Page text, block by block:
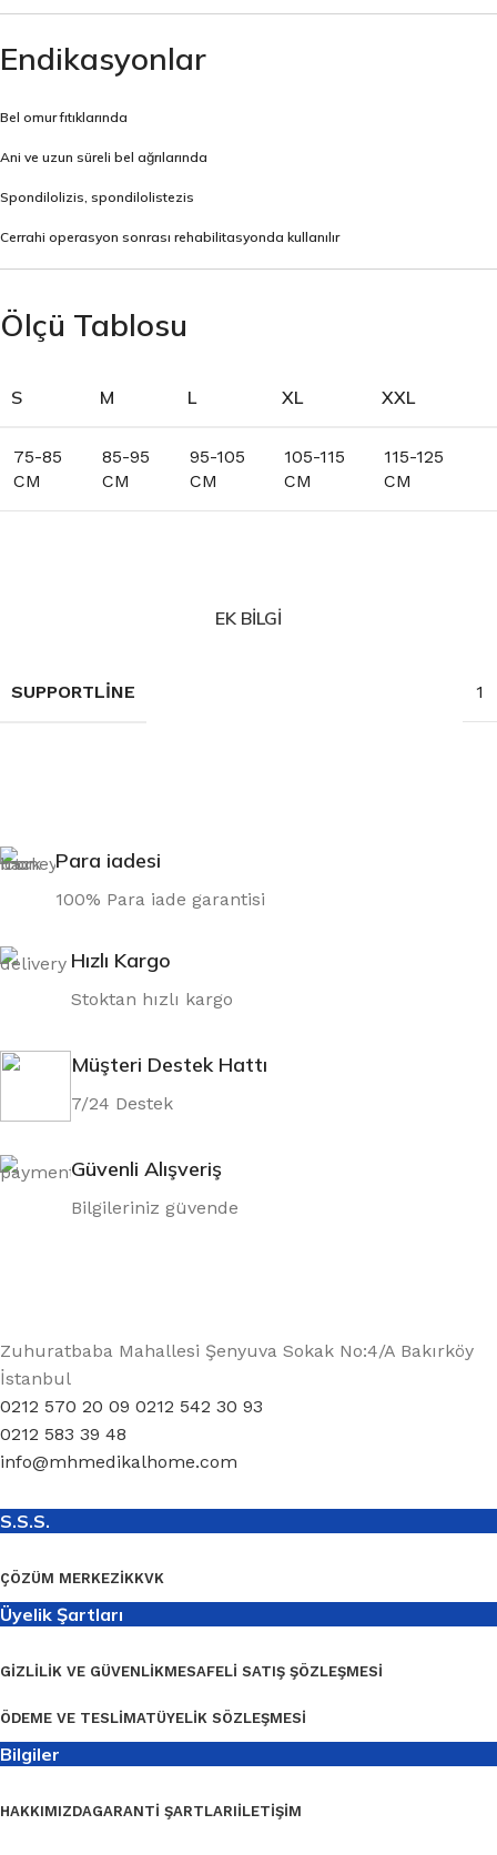
Endikasyonlar
Bel omur fıtıklarında
Ani ve uzun süreli bel ağrılarında
Spondilolizis, spondilolistezis
Cerrahi operasyon sonrası rehabilitasyonda kullanılır
Ölçü Tablosu
S M L XL XXL
75-85
CM
85-95
CM
95-105
CM
105-115
CM
115-125
CM
EK BILGI
SUPPORTLINE 1
Para iadesi
100% Para iade garantisi
Hızlı Kargo
Stoktan hızlı kargo
Müşteri Destek Hattı
7/24 Destek
Güvenli Alışveriş
Bilgileriniz güvende
Zuhuratbaba Mahallesi Şenyuva Sokak No:4/A Bakırköy
İstanbul
0212 570 20 09 0212 542 30 93
0212 583 39 48
info@mhmedikalhome.com
S.S.S.
ÇÖZÜM MERKEZIKKVK
Üyelik Şartları
GIZLILIK VE GÜVENLIKMESAFELI SATIŞ ŞÖZLEŞMESI
ÖDEME VE TESLIMATÜYELIK SÖZLEŞMESI
Bilgiler
HAKKIMIZDAGARANTI ŞARTLARIİLETIŞIM